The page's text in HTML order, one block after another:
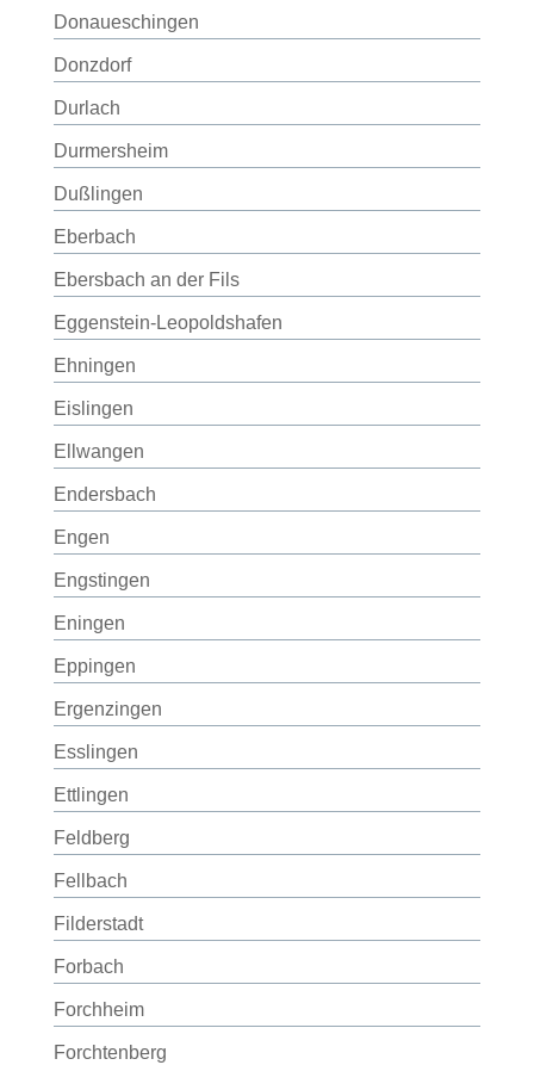
Donaueschingen
Donzdorf
Durlach
Durmersheim
Dußlingen
Eberbach
Ebersbach an der Fils
Eggenstein-Leopoldshafen
Ehningen
Eislingen
Ellwangen
Endersbach
Engen
Engstingen
Eningen
Eppingen
Ergenzingen
Esslingen
Ettlingen
Feldberg
Fellbach
Filderstadt
Forbach
Forchheim
Forchtenberg